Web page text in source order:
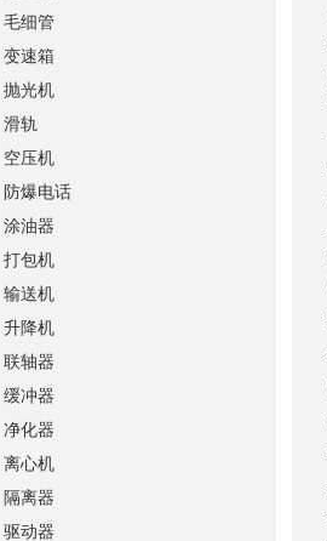
毛细管
变速箱
抛光机
滑轨
空压机
防爆电话
涂油器
打包机
输送机
升降机
联轴器
缓冲器
净化器
离心机
隔离器
驱动器